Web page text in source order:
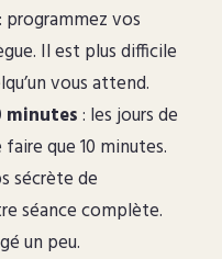
programmez vos
Il est plus difficile
vous attend.
minutes: les jours de
que 10 minutes.
sécrète de
séance complète.
un peu.